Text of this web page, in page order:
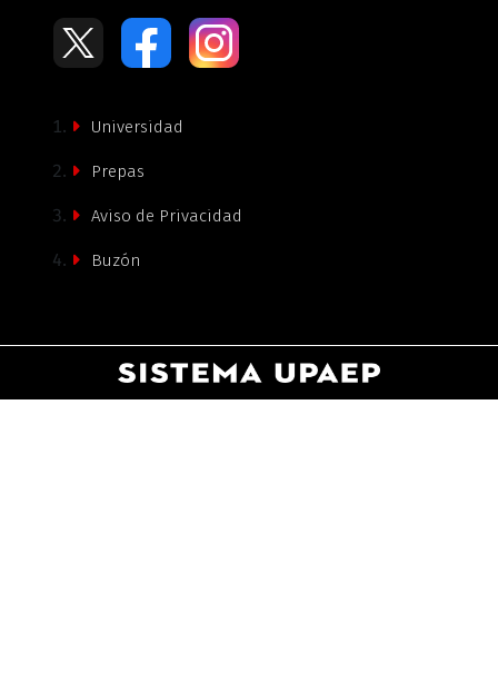
Universidad
Prepas
Aviso de Privacidad
Buzón